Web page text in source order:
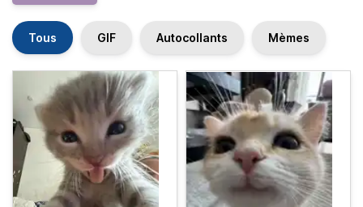
Tous GIF Autocollants Mèmes